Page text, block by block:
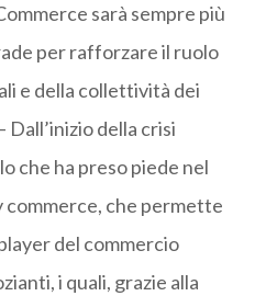
sarà sempre più
per rafforzare il ruolo
e della collettività dei
della crisi
che ha preso piede nel
commerce, che permette
del commercio
i quali, grazie alla